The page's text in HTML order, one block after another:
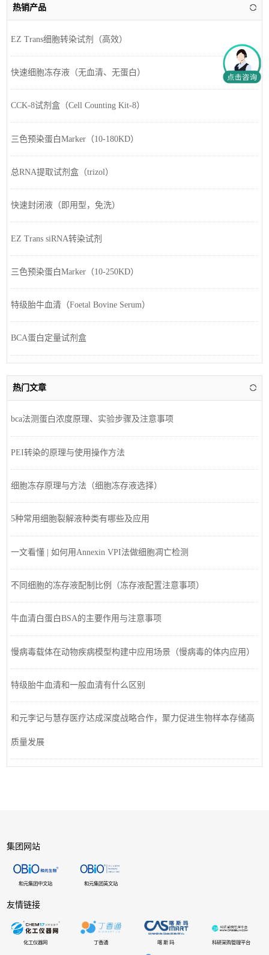
热销产品
EZ Trans细胞转染试剂（高效）
快速细胞冻存液（无血清、无蛋白）
CCK-8试剂盒（Cell Counting Kit-8）
三色预染蛋白Marker（10-180KD）
总RNA提取试剂盒（trizol）
快速封闭液（即用型，免洗）
EZ Trans siRNA转染试剂
三色预染蛋白Marker（10-250KD）
特级胎牛血清（Foetal Bovine Serum）
BCA蛋白定量试剂盒
热门文章
bca法测蛋白浓度原理、实验步骤及注意事项
PEI转染的原理与使用操作方法
细胞冻存原理与方法（细胞冻存液选择）
5种常用细胞裂解液种类有哪些及应用
一文看懂 | 如何用Annexin VPI法做细胞凋亡检测
不同细胞的冻存液配制比例（冻存液配置注意事项）
牛血清白蛋白BSA的主要作用与注意事项
慢病毒载体在动物疾病模型构建中应用场景（慢病毒的体内应用）
特级胎牛血清和一般血清有什么区别
和元李记与慧存医疗达成深度战略合作，聚力促进生物样本存储高
质量发展
集团网站
和元集团中文站 和元集团英文站
友情链接
化工仪器网 丁香通 喀 斯 玛 科研采购管理平台